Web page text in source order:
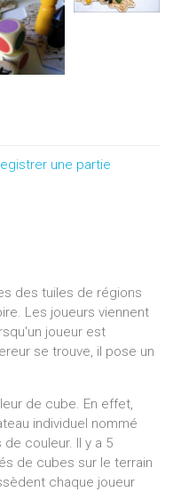
une partie
des tuiles de régions
Les joueurs viennent
joueur est
se trouve, il pose un
de cube. En effet,
individuel nommé
couleur. Il y a 5
de cubes sur le terrain
chaque joueur